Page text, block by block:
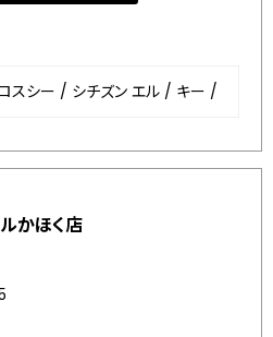
スシー / シチズン エル / キー /
かほく店